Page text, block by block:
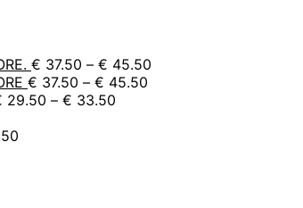
23.50
€ 37.50 – € 45.50
€ 37.50 – € 45.50
29.50 – € 33.50